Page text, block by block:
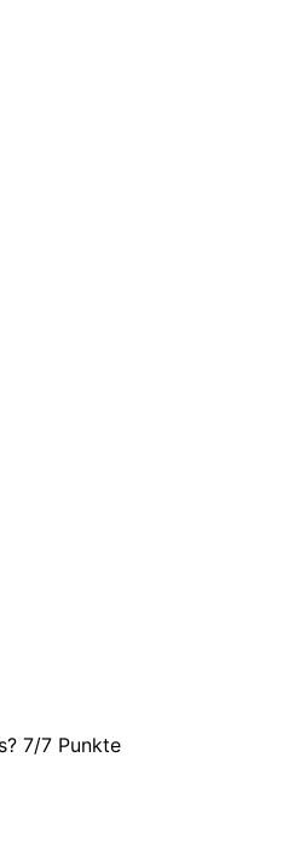
7/7 Punkte